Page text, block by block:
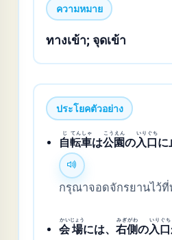
ความหมาย
ทางเข้า; จุดเข้า
ประโยคตัวอย่าง
自
じ
転
てん
車
しゃ
は公
こう
園
えん
の入
いり
口
ぐち
に
กรุณาจอดจักรยานไว้ที่
会
かい
場
じょう
には、右
みぎ
側
がわ
の入
いり
口
ぐち